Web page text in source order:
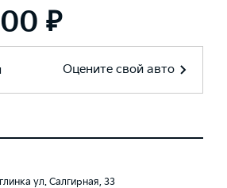
₽
Оцените свой авто
ул. Салгирная, 33